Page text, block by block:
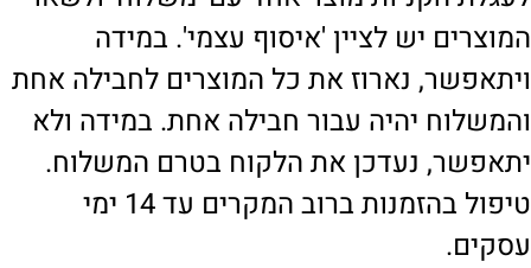
המוצרים יש לציין 'איסוף עצמי'. במידה
ויתאפשר, נארוז את כל המוצרים לחבילה אחת
והמשלוח יהיה עבור חבילה אחת. במידה ולא
יתאפשר, נעדכן את הלקוח בטרם המשלוח.
טיפול בהזמנות ברוב המקרים עד 14 ימי
עסקים.